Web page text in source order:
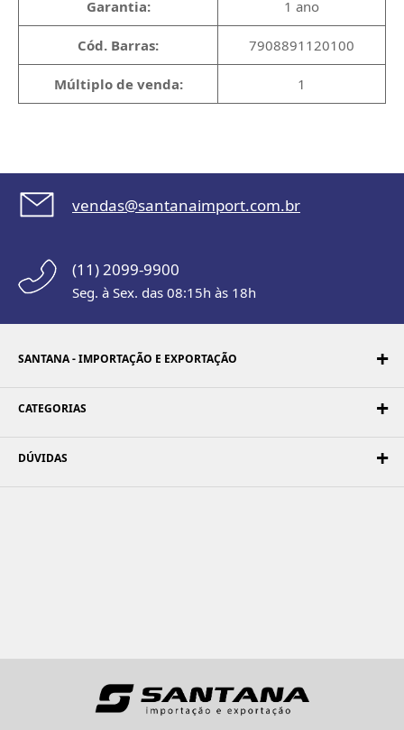
Garantia: 1 ano
Cód. Barras: 7908891120100
Múltiplo de venda: 1
vendas@santanaimport.com.br
(11) 2099-9900
Seg. à Sex. das 08:15h às 18h
SANTANA - IMPORTAÇÃO E EXPORTAÇÃO
CATEGORIAS
DÚVIDAS